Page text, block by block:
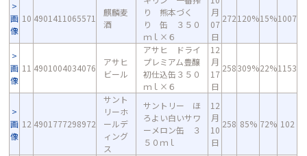
画
像
10 4901411065571
麒麟麦
酒
り 熊本づく
り 缶 ３５０
ｍｌ×６
月
07
日
272120%15%1007
画
像
11 4901004034076
アサヒ
ビール
アサヒ ドライ
プレミアム豊醸
初仕込缶３５０
ｍｌ×６
12
月
17
日
258309%22%1153
画
像
12 4901777298972
サント
リーホ
ールデ
ィング
ス
サントリー ほ
ろよい白いサワ
ーメロン缶 ３
５０ｍｌ
12
月
10
日
258 85% 72% 102